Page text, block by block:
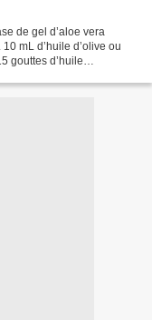
de gel d’aloe vera
mL d’huile d’olive ou
gouttes d’huile